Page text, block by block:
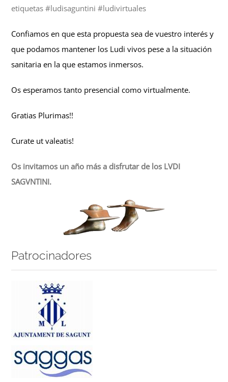
etiquetas #ludisaguntini #ludivirtuales
Confiamos en que esta propuesta sea de vuestro interés y
que podamos mantener los Ludi vivos pese a la situación
sanitaria en la que estamos inmersos.
Os esperamos tanto presencial como virtualmente.
Gratias Plurimas!!
Curate ut valeatis!
Os invitamos un año más a disfrutar de los LVDI
SAGVNTINI.
Patrocinadores